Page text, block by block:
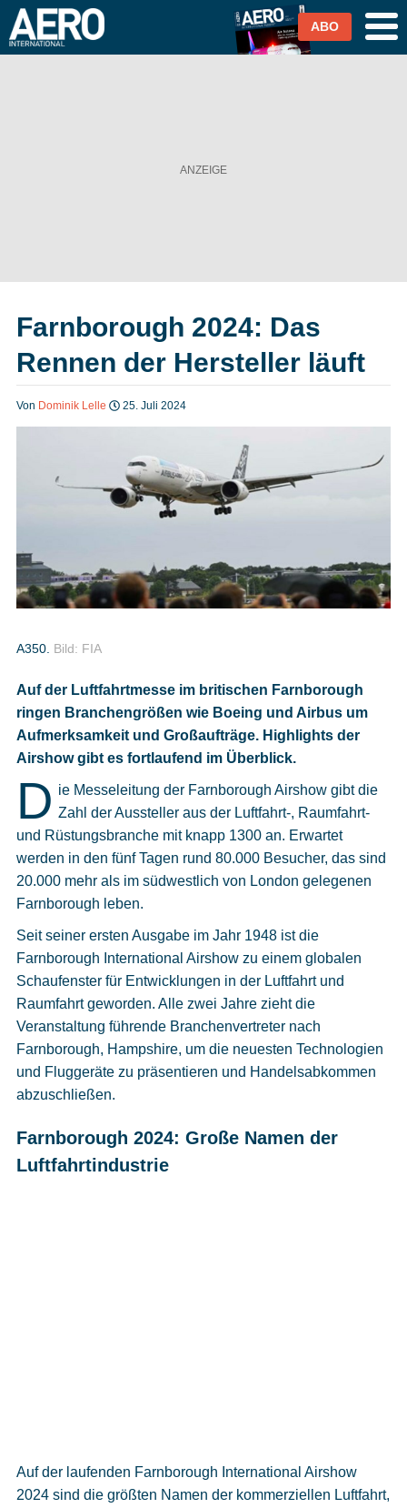
Magazin & Abo
Abo
Heft bestellen
Digitale Ausgabe
Mediadaten
Cookies
Datenschutzeinstellungen
ABO
Farnborough 2024: Das
Rennen der Hersteller läuft
Von Dominik Lelle 25. Juli 2024
A350. Bild: FIA
Auf der Luftfahrtmesse im britischen Farnborough
ringen Branchengrößen wie Boeing und Airbus um
Aufmerksamkeit und Großaufträge. Highlights der
Airshow gibt es fortlaufend im Überblick.
D ie Messeleitung der Farnborough Airshow gibt die
Zahl der Aussteller aus der Luftfahrt-, Raumfahrt-
und Rüstungsbranche mit knapp 1300 an. Erwartet
werden in den fünf Tagen rund 80.000 Besucher, das sind
20.000 mehr als im südwestlich von London gelegenen
Farnborough leben.
Seit seiner ersten Ausgabe im Jahr 1948 ist die
Farnborough International Airshow zu einem globalen
Schaufenster für Entwicklungen in der Luftfahrt und
Raumfahrt geworden. Alle zwei Jahre zieht die
Veranstaltung führende Branchenvertreter nach
Farnborough, Hampshire, um die neuesten Technologien
und Fluggeräte zu präsentieren und Handelsabkommen
abzuschließen.
Farnborough 2024: Große Namen der
Luftfahrtindustrie
Auf der laufenden Farnborough International Airshow
2024 sind die größten Namen der kommerziellen Luftfahrt,